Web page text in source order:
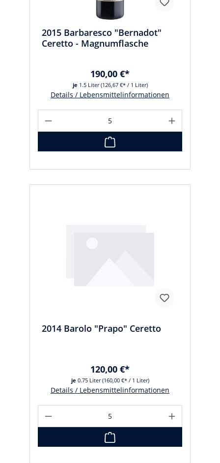
2015 Barbaresco "Bernadot"
Ceretto - Magnumflasche
je 1.5 Liter(126,67 €* / 1 Liter)
190,00 €*
Details / Lebensmittelinformationen
2014 Barolo "Prapo" Ceretto
je 0.75 Liter(160,00 €* / 1 Liter)
120,00 €*
Details / Lebensmittelinformationen